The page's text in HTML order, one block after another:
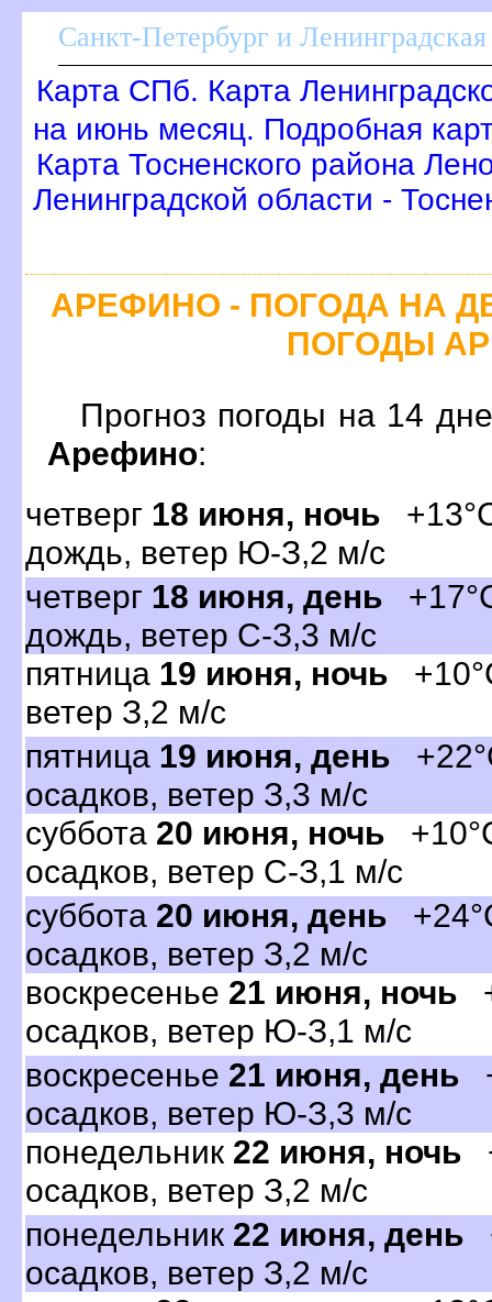
Санкт-Петербург и Ленинградская
Карта СПб. Карта
на июнь месяц. Подробная
Карта Тосненского района
Ленинградской области -
АРЕФИНО - ПОГОДА НА
ПОГОДЫ
Прогноз погоды на 14
Арефино:
четвер 18 июня, ночь
дождь, ветер Ю-З,2 м/с
четвер 18 июня, день
дождь, ветер С-З,3 м/с
пятница 19 июня, ночь
етер З,2 м/с
пятница 19 июня, день
осадков, ветер З,3 м/с
суббота 20 июня, ночь
осадков, ветер С-З,1 м/с
суббота 20 июня, день
осадков, ветер З,2 м/с
оскресенье 21 июня, ночь
осадков, ветер Ю-З,1 м/с
оскресенье 21 июня, день
осадков, ветер Ю-З,3 м/с
понедельник 22 июня, ночь
осадков, ветер З,2 м/с
понедельник 22 июня, день
осадков, ветер З,2 м/с